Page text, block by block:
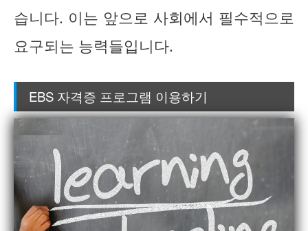
습니다. 이는 앞으로 사회에서 필수적으로
요구되는 능력들입니다.
EBS 자격증 프로그램 이용하기